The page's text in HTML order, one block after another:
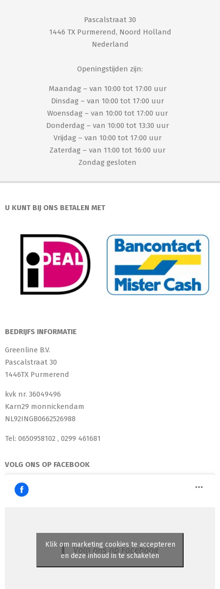
Pascalstraat 30
1446 TX Purmerend, Noord Holland
Nederland
Openingstijden zijn:
Maandag – van 10:00 tot 17:00 uur
Dinsdag – van 10:00 tot 17:00 uur
Woensdag – van 10:00 tot 17:00 uur
Donderdag – van 10:00 tot 13:30 uur
Vrijdag – van 10:00 tot 17:00 uur
Zaterdag – van 11:00 tot 16:00 uur
Zondag gesloten
U KUNT BIJ ONS BETALEN MET
BEDRIJFS INFORMATIE
Greenline B.V.
Pascalstraat 30
1446TX Purmerend
kvk nr. 36049496
Karn29 monnickendam
NL92INGB0662526988
Tel: 0650958102 , 0299 461681
VOLG ONS OP FACEBOOK
Volg ons op Facebook
Klik om marketing cookies te accepteren
en deze inhoud in te schakelen